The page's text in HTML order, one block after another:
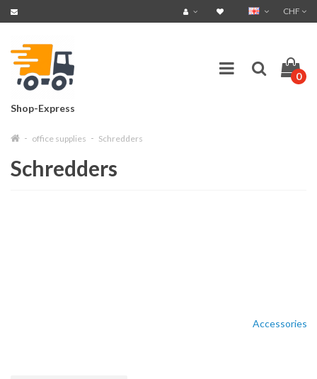
CHF
Shop-Express
0
office supplies Schredders
Schredders
Accessories